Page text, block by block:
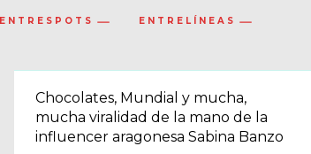
ENTRESPOTS ENTRELÍNEAS
Chocolates, Mundial y mucha,
mucha viralidad de la mano de la
influencer aragonesa Sabina Banzo